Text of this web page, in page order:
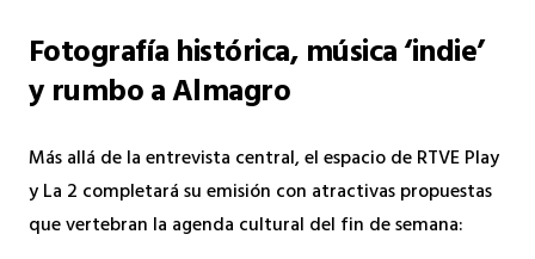
Fotografía histórica, música ‘indie’
y rumbo a Almagro
Más allá de la entrevista central, el espacio de RTVE Play
y La 2 completará su emisión con atractivas propuestas
que vertebran la agenda cultural del fin de semana: